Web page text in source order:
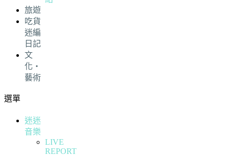
旅遊
吃貨
迷編
日記
文
化・
藝術
選單
迷迷
音樂
LIVE
REPORT